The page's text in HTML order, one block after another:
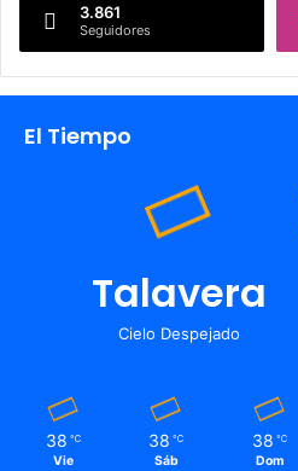
3.861
Seguidores
El Tiempo
Talavera
Cielo Despejado
38 ℃
Vie
38 ℃
Sáb
38 ℃
Dom